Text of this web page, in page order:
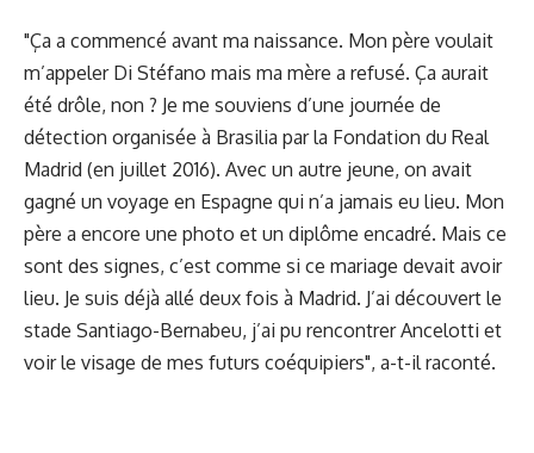
"Ça a commencé avant ma naissance. Mon père voulait
m’appeler Di Stéfano mais ma mère a refusé. Ça aurait
été drôle, non ? Je me souviens d’une journée de
détection organisée à Brasilia par la Fondation du Real
Madrid (en juillet 2016). Avec un autre jeune, on avait
gagné un voyage en Espagne qui n’a jamais eu lieu. Mon
père a encore une photo et un diplôme encadré. Mais ce
sont des signes, c’est comme si ce mariage devait avoir
lieu. Je suis déjà allé deux fois à Madrid. J’ai découvert le
stade Santiago-Bernabeu, j’ai pu rencontrer Ancelotti et
voir le visage de mes futurs coéquipiers", a-t-il raconté.